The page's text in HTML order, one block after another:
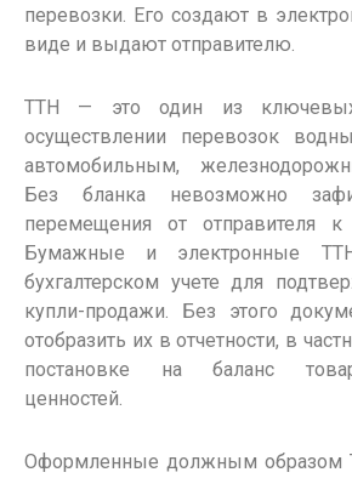
перевозки. Его создают в
виде и выдают отправителю.
ТТН — это один из
осуществлении
перевозок
автомобильным,
Без бланка невозможно
перемещения от отправителя к
Бумажные и электронные
бухгалтерском учете для
купли-продажи. Без этого
отобразить их в отчетности, в
постановке на баланс
ценностей.
Оформленные должным образом